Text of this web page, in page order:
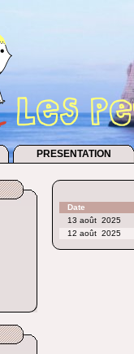
PRESENTATION
Date
13 août 2025
12 août 2025